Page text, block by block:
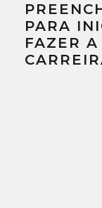
PARA
FAZER